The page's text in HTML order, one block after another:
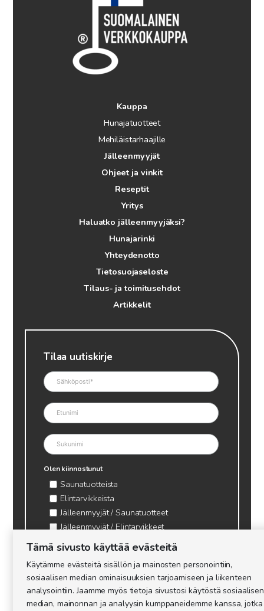
Kauppa
Hunajatuotteet
Mehiläistarhaajille
Jälleenmyyjät
Ohjeet ja vinkit
Reseptit
Yritys
Haluatko jälleenmyyjäksi?
Hunajarinki
Yhteydenotto
Tietosuojaseloste
Tilaus- ja toimitusehdot
Artikkelit
Tilaa uutiskirje
Olen kiinnostunut
Saunatuotteista
Elintarvikkeista
Jälleenmyyjät / Saunatuotteet
Jälleenmyyjät / Elintarvikkeet
Kynttilätarvikkeet & mehiläisvaha
Mehiläistarvikkeet
Ajankohtaista & tietopaketit tarhaajalle
Tämä sivusto käyttää evästeitä
Käytämme evästeitä sisällön ja mainosten personointiin,
sosiaalisen median ominaisuuksien tarjoamiseen ja liikenteen
analysointiin. Jaamme myös tietoja sivustosi käytöstä sosiaalisen
median, mainonnan ja analyysin kumppaneidemme kanssa, jotka